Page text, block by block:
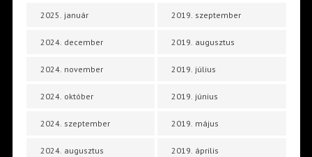
2025. január
2024. december
2024. november
2024. október
2024. szeptember
2024. augusztus
2019. szeptember
2019. augusztus
2019. július
2019. június
2019. május
2019. április